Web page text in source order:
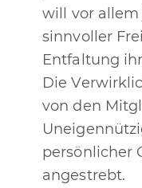
will vor
sinnvoller
Entfaltung
Die
von den
persönlicher
angestrebt.